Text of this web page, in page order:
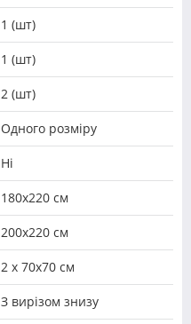
1 (шт)
1 (шт)
2 (шт)
Одного розміру
Ні
180х220 см
200х220 см
2 х 70х70 см
З вирізом знизу